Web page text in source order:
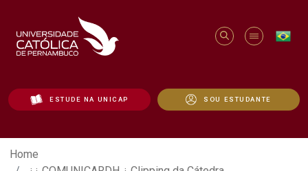
ESTUDE NA UNICAP SOU ESTUDANTE
¿¿ COMUNICARDH ¿ Clipping da
Home